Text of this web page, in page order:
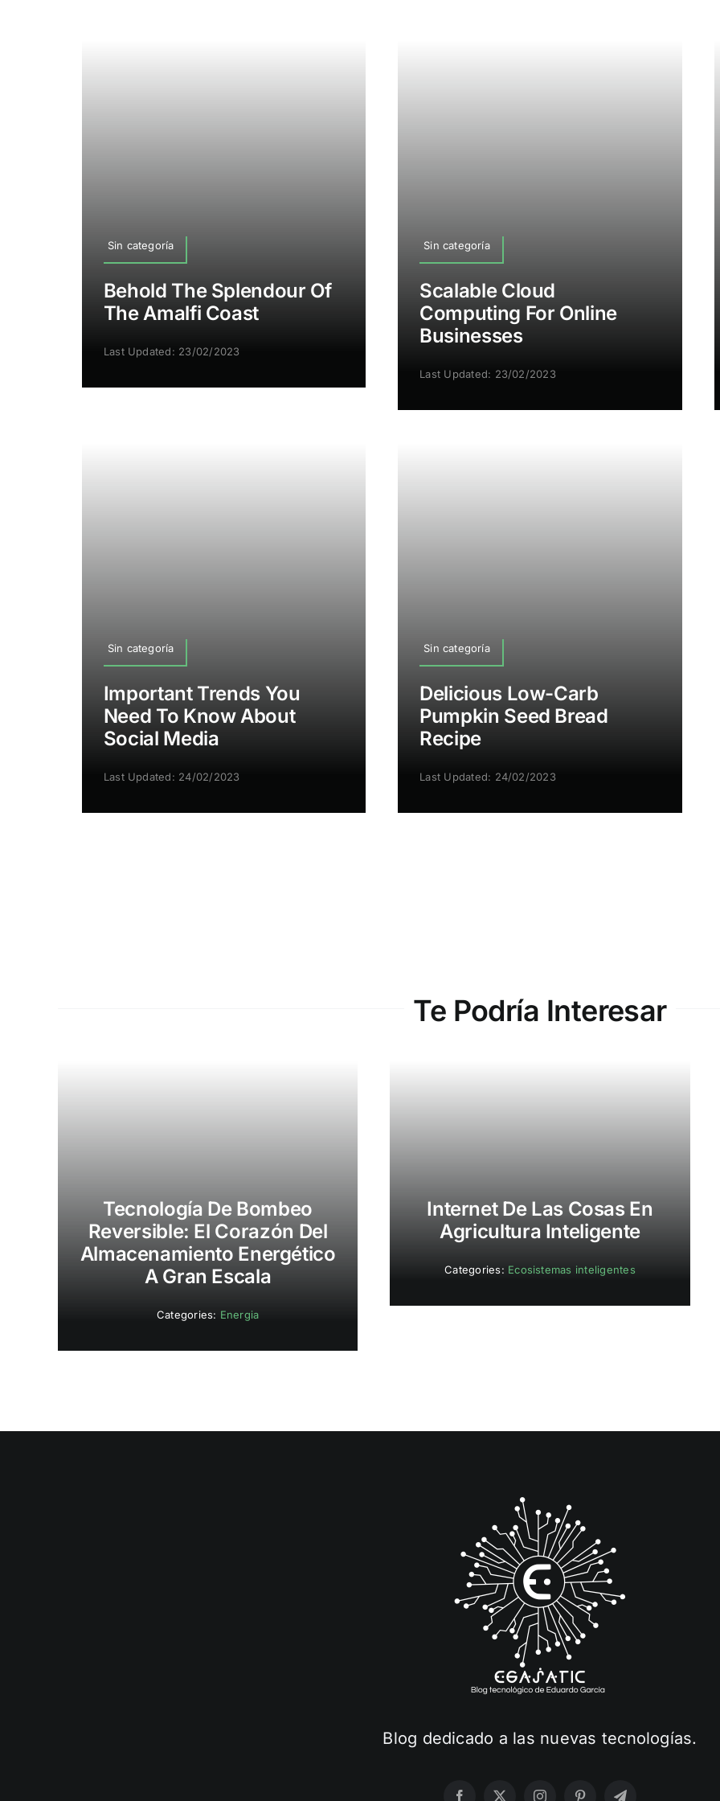
Sin categoría
Behold The Splendour Of
The Amalfi Coast
Last Updated: 23/02/2023
Sin categoría
Scalable Cloud
Computing For Online
Businesses
Last Updated: 23/02/2023
Sin categoría
Important Trends You
Need To Know About
Social Media
Last Updated: 24/02/2023
Sin categoría
Delicious Low-Carb
Pumpkin Seed Bread
Recipe
Last Updated: 24/02/2023
Te Podría Interesar
Tecnología De Bombeo
Reversible: El Corazón Del
Almacenamiento Energético
A Gran Escala
Categories: Energia
Internet De Las Cosas En
Agricultura Inteligente
Categories: Ecosistemas inteligentes
Blog dedicado a las nuevas tecnologías.